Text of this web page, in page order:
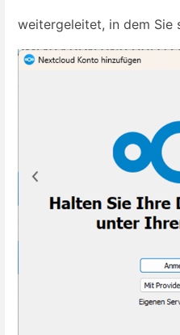
weitergeleitet, in dem Sie